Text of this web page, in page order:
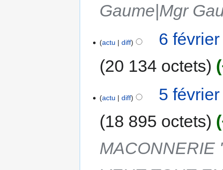
Gaume|Mgr
actu diff
6
20 134 octets
actu diff
5
18 895 octets
MACONNERIE